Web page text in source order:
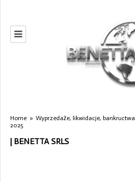
Home » Wyprzedaże, likwidacje, bankructwa
2025
| BENETTA SRLS